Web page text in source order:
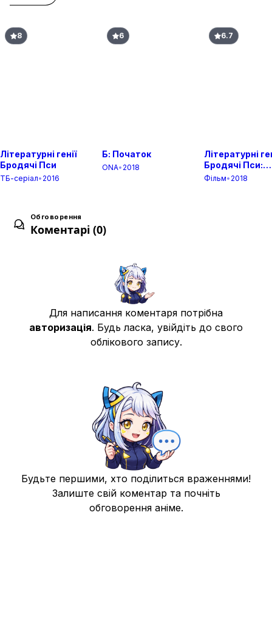
Муки Пророка
Маленька красуня і Чудовисько
Втеча Переможця
19 бер. 2014
8
Літературні генії
Бродячі Пси
ТБ-серіал• 2016
6
Б: Початок
ONA• 2018
6.7
Літературні
Бродячі Пси:
Мертве яблуко
Фільм• 2018
Обговорення
Коментарі (0)
Для написання коментаря потрібна
авторизація. Будь ласка, увійдіть до свого
облікового запису.
Будьте першими, хто поділиться враженнями!
Залиште свій коментар та почніть
обговорення аніме.